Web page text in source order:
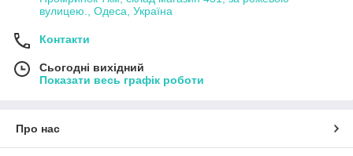
вулицею., Одеса, Україна
Контакти
Сьогодні вихідний
Показати весь графік роботи
Про нас